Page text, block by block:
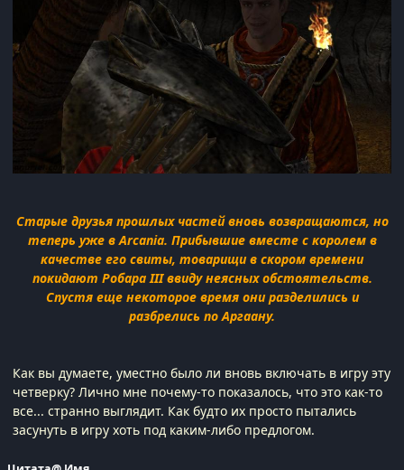
Старые друзья прошлых частей вновь возвращаются, но
теперь уже в Arcania. Прибывшие вместе с королем в
качестве его свиты, товарищи в скором времени
покидают Робара III ввиду неясных обстоятельств.
Спустя еще некоторое время они разделились и
разбрелись по Аргаану.
Как вы думаете, уместно было ли вновь включать в игру эту
четверку? Лично мне почему-то показалось, что это как-то
все... странно выглядит. Как будто их просто пытались
засунуть в игру хоть под каким-либо предлогом.